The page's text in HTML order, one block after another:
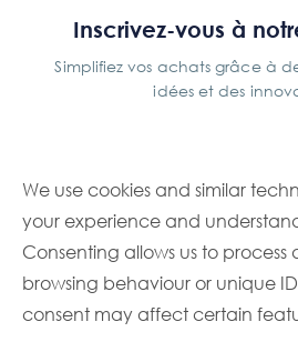
We use cookies and similar
your experience and
Consenting allows us to process
browsing behaviour or unique
consent may affect certain
Inscrivez-vous à
Simplifiez vos achats grâce à
idées et des